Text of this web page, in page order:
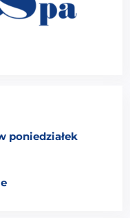
poniedziałek